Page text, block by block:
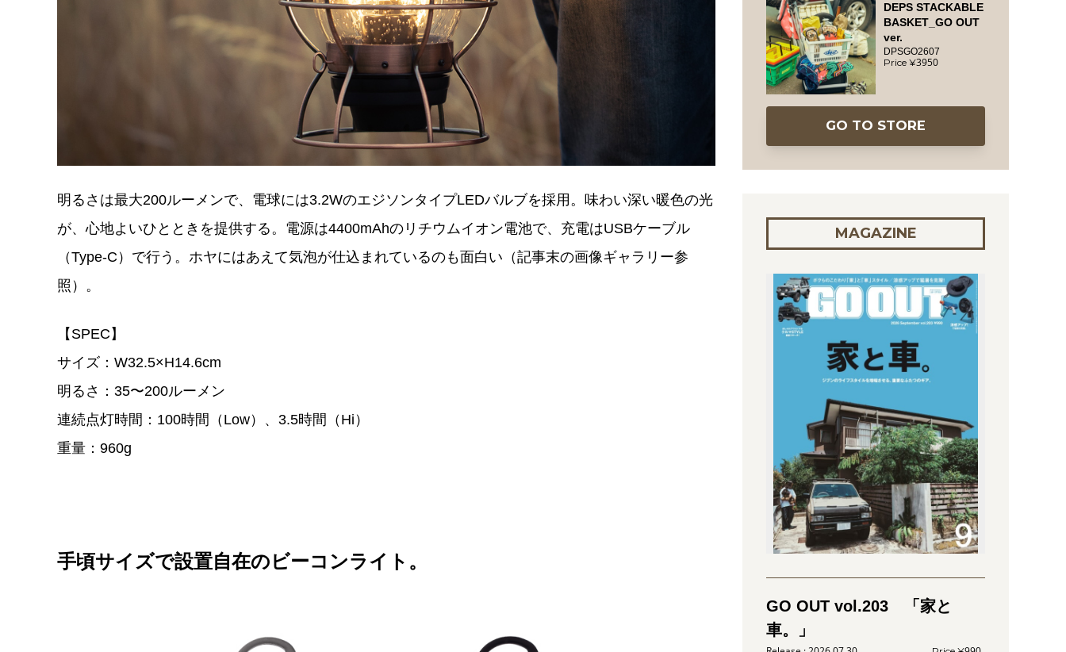
明るさは最大200ルーメンで、電球には3.2WのエジソンタイプLEDバルブを採用。味わい深い暖色の光
が、心地よいひとときを提供する。電源は4400mAhのリチウムイオン電池で、充電はUSBケーブル
（Type-C）で行う。ホヤにはあえて気泡が仕込まれているのも面白い（記事末の画像ギャラリー参
照）。
【SPEC】
サイズ：W32.5×H14.6cm
明るさ：35〜200ルーメン
連続点灯時間：100時間（Low）、3.5時間（Hi）
重量：960g
手頃サイズで設置自在のビーコンライト。
DEPS STACKABLE
BASKET_GO OUT
ver.
DPSGO2607
3950
GO TO STORE
MAGAZINE
GO OUT vol.203 「家と
車。」